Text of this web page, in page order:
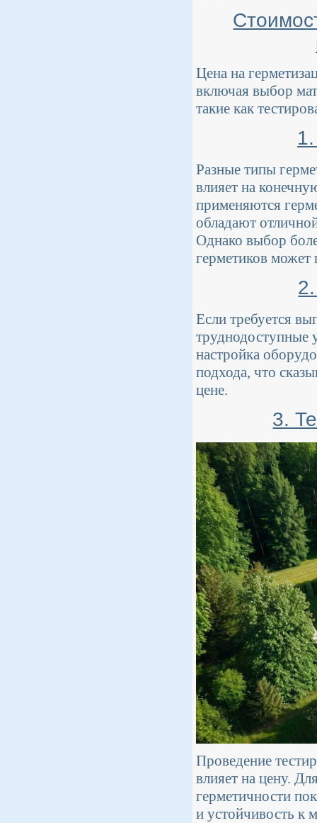
Цена на
включая выбор
такие как
Разные типы
влияет на
применяются
обладают
Однако выбор
герметиков может
Если требуется
труднодоступные
настройка
подхода, что
цене.
3.
Проведение
влияет на цену.
герметичности
и устойчивость к